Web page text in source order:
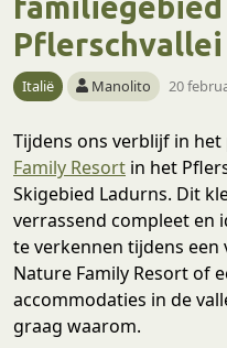
Italië Manolito 20
Tijdens ons verblijf in
Family Resort in het
Skigebied Ladurns. Dit
verrassend compleet en
te verkennen tijdens
Nature Family Resort of
accommodaties in de
graag waarom.